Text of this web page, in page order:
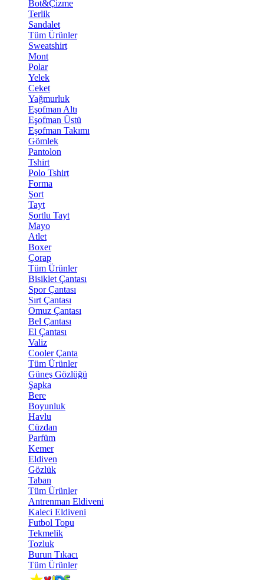
Bot&Çizme
Terlik
Sandalet
Tüm Ürünler
Sweatshirt
Mont
Polar
Yelek
Ceket
Yağmurluk
Eşofman Altı
Eşofman Üstü
Eşofman Takımı
Gömlek
Pantolon
Tshirt
Polo Tshirt
Forma
Şort
Tayt
Şortlu Tayt
Mayo
Atlet
Boxer
Çorap
Tüm Ürünler
Bisiklet Çantası
Spor Çantası
Sırt Çantası
Omuz Çantası
Bel Çantası
El Çantası
Valiz
Cooler Çanta
Tüm Ürünler
Güneş Gözlüğü
Şapka
Bere
Boyunluk
Havlu
Cüzdan
Parfüm
Kemer
Eldiven
Gözlük
Taban
Tüm Ürünler
Antrenman Eldiveni
Kaleci Eldiveni
Futbol Topu
Tekmelik
Tozluk
Burun Tıkacı
Tüm Ürünler